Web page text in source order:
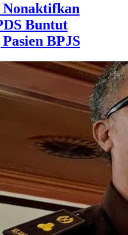
Buntut
BPJS